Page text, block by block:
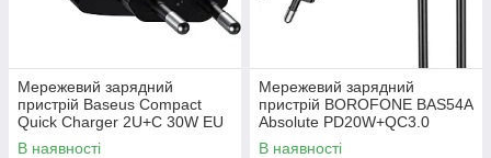
Мережевий зарядний
пристрій Baseus Compact
Quick Charger 2U+C 30W EU
black (CCXJ-E01)
В наявності
Мережевий зарядний
пристрій BOROFONE BAS54A
Absolute PD20W+QC3.0
charger set C to C black
В наявності